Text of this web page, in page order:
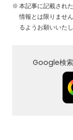
本記事に記載され
情報とは限りませ
るようお願いいたし
Google検索